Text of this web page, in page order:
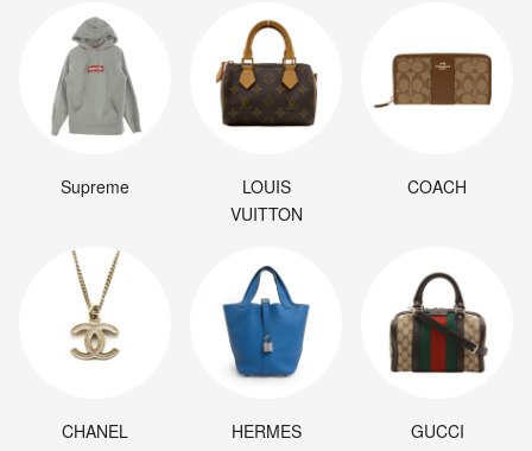
Supreme
LOUIS
VUITTON
COACH
CHANEL HERMES GUCCI